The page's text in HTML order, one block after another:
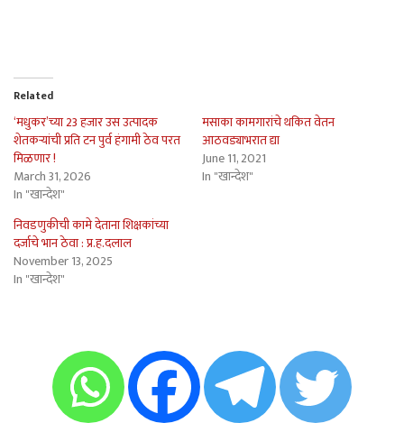
Related
‘मधुकर’च्या 23 हजार उस उत्पादक
शेतकर्‍यांची प्रति टन पुर्व हंगामी ठेव परत
मिळणार !
March 31, 2026
In "खान्देश"
मसाका कामगारांचे थकित वेतन
आठवड्याभरात द्या
June 11, 2021
In "खान्देश"
निवडणुकीची कामे देताना शिक्षकांच्या
दर्जाचे भान ठेवा : प्र.ह.दलाल
November 13, 2025
In "खान्देश"